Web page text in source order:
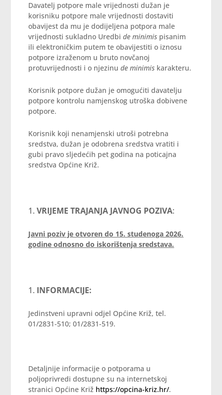
Davatelj potpore male vrijednosti dužan je
korisniku potpore male vrijednosti dostaviti
obavijest da mu je dodijeljena potpora male
vrijednosti sukladno Uredbide minimis pisanim
ili elektroničkim putem te obavijestiti o iznosu
potpore izraženom u bruto novčanoj
protuvrijednosti i o njezinude minimis karakteru.
Korisnik potpore dužan je omogućiti davatelju
potpore kontrolu namjenskog utroška dobivene
potpore.
Korisnik koji nenamjenski utroši potrebna
sredstva, dužan je odobrena sredstva vratiti i
gubi pravo sljedećih pet godina na poticajna
sredstva Općine Križ.
VRIJEME TRAJANJA JAVNOG POZIVA:
Javni poziv je otvoren do 15. studenoga 2026.
godine odnosno do iskorištenja sredstava.
INFORMACIJE:
Jedinstveni upravni odjel Općine Križ, tel.
01/2831-510; 01/2831-519.
Detaljnije informacije o potporama u
poljoprivredi dostupne su na internetskoj
stranici Općine Križ https://opcina-kriz.hr/.